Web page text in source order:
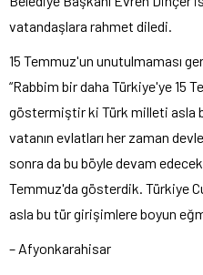
vatandaşlara rahmet diledi.
15 Temmuz'un unutulmaması
“Rabbim bir daha Türkiye'ye 15
göstermiştir ki Türk milleti asla
vatanın evlatları her zaman
sonra da bu böyle devam
Temmuz'da gösterdik. Türkiye
asla bu tür girişimlere boyun
– Afyonkarahisar